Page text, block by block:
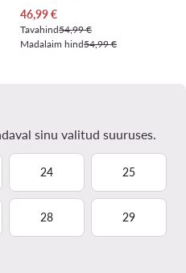
Praegune hind
46,99€
Tavahind54,99 €
Madalaim hind54,99 €
sinu valitud suuruses.
24 25
28 29